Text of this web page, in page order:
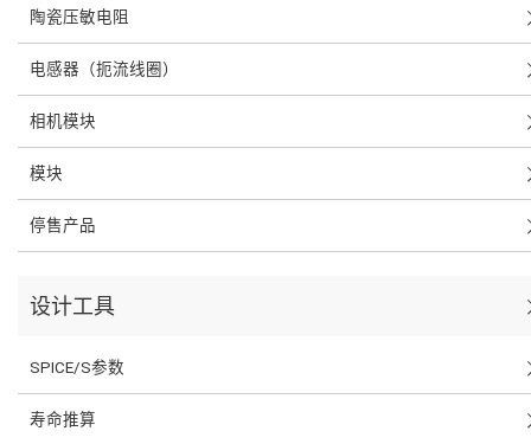
陶瓷压敏电阻
电感器（扼流线圈）
相机模块
模块
停售产品
设计工具
SPICE/S参数
寿命推算